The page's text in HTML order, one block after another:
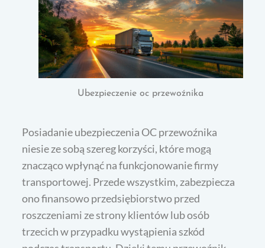
Ubezpieczenie oc przewoźnika
Posiadanie ubezpieczenia OC przewoźnika
niesie ze sobą szereg korzyści, które mogą
znacząco wpłynąć na funkcjonowanie firmy
transportowej. Przede wszystkim, zabezpiecza
ono finansowo przedsiębiorstwo przed
roszczeniami ze strony klientów lub osób
trzecich w przypadku wystąpienia szkód